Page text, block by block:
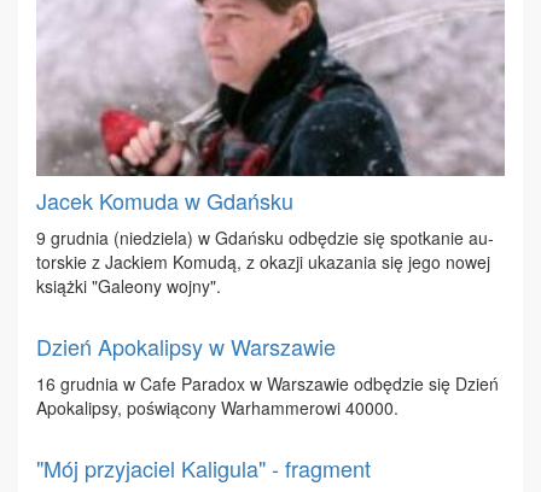
Jacek Komuda w Gdańsku
9 grud­nia (nie­dzie­la) w Gdań­sku od­bę­dzie się spo­tka­nie au­
tor­skie z Jac­kiem Ko­mu­dą, z oka­zji uka­za­nia się je­go no­wej
książ­ki "Ga­le­ony woj­ny".
Dzień Apokalipsy w Warszawie
16 grud­nia w Ca­fe Pa­ra­dox w War­sza­wie od­bę­dzie się Dzień
Apo­ka­lip­sy, po­świą­co­ny War­ham­me­ro­wi 40000.
"Mój przyjaciel Kaligula" - fragment